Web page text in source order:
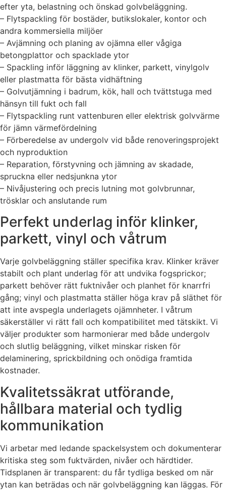
efter yta, belastning och önskad golvbeläggning.
– Flytspackling för bostäder, butikslokaler, kontor och
andra kommersiella miljöer
– Avjämning och planing av ojämna eller vågiga
betongplattor och spacklade ytor
– Spackling inför läggning av klinker, parkett, vinylgolv
eller plastmatta för bästa vidhäftning
– Golvutjämning i badrum, kök, hall och tvättstuga med
hänsyn till fukt och fall
– Flytspackling runt vattenburen eller elektrisk golvvärme
för jämn värmefördelning
– Förberedelse av undergolv vid både renoveringsprojekt
och nyproduktion
– Reparation, förstyvning och jämning av skadade,
spruckna eller nedsjunkna ytor
– Nivåjustering och precis lutning mot golvbrunnar,
trösklar och anslutande rum
Perfekt underlag inför klinker,
parkett, vinyl och våtrum
Varje golvbeläggning ställer specifika krav. Klinker kräver
stabilt och plant underlag för att undvika fogsprickor;
parkett behöver rätt fuktnivåer och planhet för knarrfri
gång; vinyl och plastmatta ställer höga krav på släthet för
att inte avspegla underlagets ojämnheter. I våtrum
säkerställer vi rätt fall och kompatibilitet med tätskikt. Vi
väljer produkter som harmonierar med både undergolv
och slutlig beläggning, vilket minskar risken för
delaminering, sprickbildning och onödiga framtida
kostnader.
Kvalitetssäkrat utförande,
hållbara material och tydlig
kommunikation
Vi arbetar med ledande spackelsystem och dokumenterar
kritiska steg som fuktvärden, nivåer och härdtider.
Tidsplanen är transparent: du får tydliga besked om när
ytan kan beträdas och när golvbeläggning kan läggas. För